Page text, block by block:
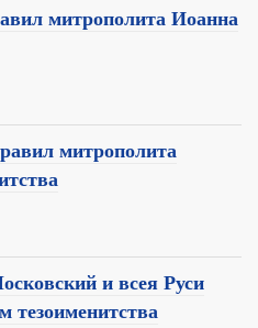
митрополита Иоанна
митрополита
и всея Руси
тезоименитства